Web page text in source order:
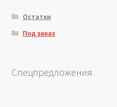
Остатки
Под заказ
Спецпредложения